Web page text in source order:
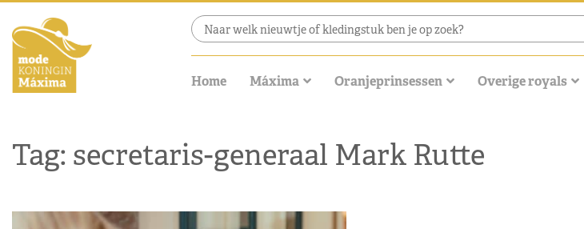
Home Máxima Oranjeprinsessen Overige royals
Tag: secretaris-generaal Mark Rutte